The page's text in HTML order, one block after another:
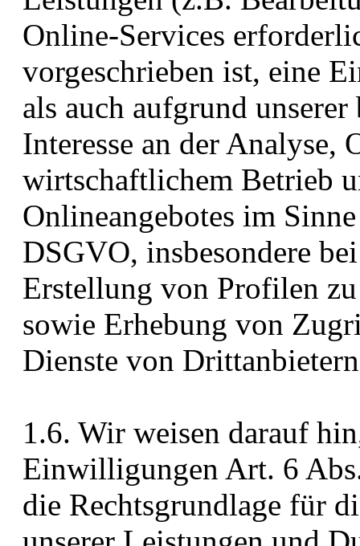
Online-Services
vorgeschrieben ist, eine
als auch aufgrund
Interesse an der Analyse,
wirtschaftlichem Betrieb
Onlineangebotes im
DSGVO, insbesondere
Erstellung von Profilen
sowie Erhebung von
Dienste von
1.6. Wir weisen darauf
Einwilligungen Art. 6
die Rechtsgrundlage für